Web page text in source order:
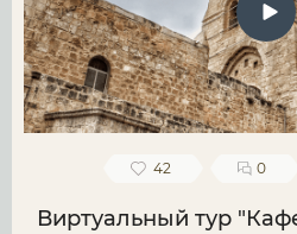
42 0
Виртуальный тур